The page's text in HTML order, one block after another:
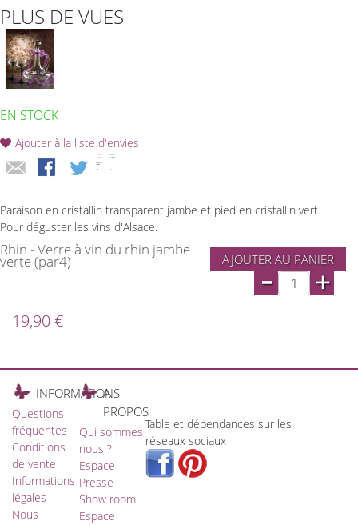
PLUS DE VUES
EN STOCK
Ajouter à la liste d'envies
Paraison en cristallin transparent jambe et pied en cristallin vert.
Pour déguster les vins d'Alsace.
Rhin - Verre à vin du rhin jambe
verte (par4) AJOUTER AU PANIER
- +
19,90 €
INFORMATIONS
Questions
fréquentes
Conditions
de vente
Informations
légales
Nous
A
PROPOS
Qui sommes
nous ?
Espace
Presse
Show room
Espace
Table et dépendances sur les
réseaux sociaux